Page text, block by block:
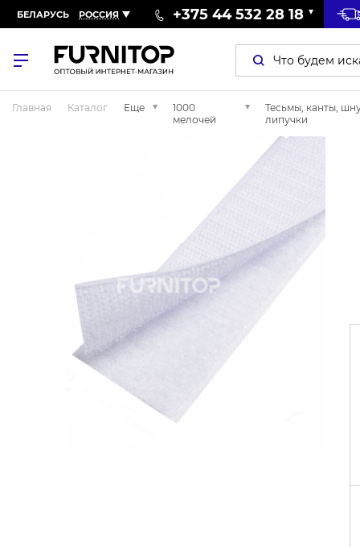
БЕЛАРУСЬ РОССИЯ +375 44 532 28 18
Главная Каталог Еще
1000
мелочей
Тесьмы, канты,
липучки